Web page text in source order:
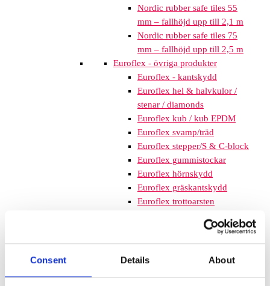
Consent Details About
Nordic rubber safe tiles 55
mm – fallhöjd upp till 2,1 m
Nordic rubber safe tiles 75
mm – fallhöjd upp till 2,5 m
Euroflex - övriga produkter
Euroflex - kantskydd
Euroflex hel & halvkulor /
stenar / diamonds
Euroflex kub / kub EPDM
Euroflex svamp/träd
Euroflex stepper/S & C-block
Euroflex gummistockar
Euroflex hörnskydd
Euroflex gräskantskydd
Euroflex trottoarsten
Euroflex kantprofil - olika
tjocklekar
Euroflex hörnprofil - olika